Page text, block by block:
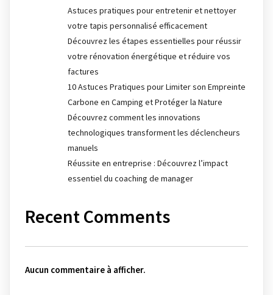
Astuces pratiques pour entretenir et nettoyer
votre tapis personnalisé efficacement
Découvrez les étapes essentielles pour réussir
votre rénovation énergétique et réduire vos
factures
10 Astuces Pratiques pour Limiter son Empreinte
Carbone en Camping et Protéger la Nature
Découvrez comment les innovations
technologiques transforment les déclencheurs
manuels
Réussite en entreprise : Découvrez l’impact
essentiel du coaching de manager
Recent Comments
Aucun commentaire à afficher.